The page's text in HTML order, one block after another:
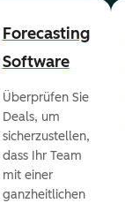
Forecasting
Software
Überprüfen Sie
Deals, um
sicherzustellen,
dass Ihr Team
mit einer
ganzheitlichen